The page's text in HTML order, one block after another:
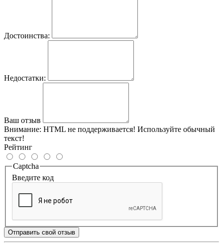
Достоинства:
Недостатки:
Ваш отзыв
Внимание: HTML не поддерживается! Используйте обычный
текст!
Рейтинг
Captcha
Введите код
Отправить свой отзыв